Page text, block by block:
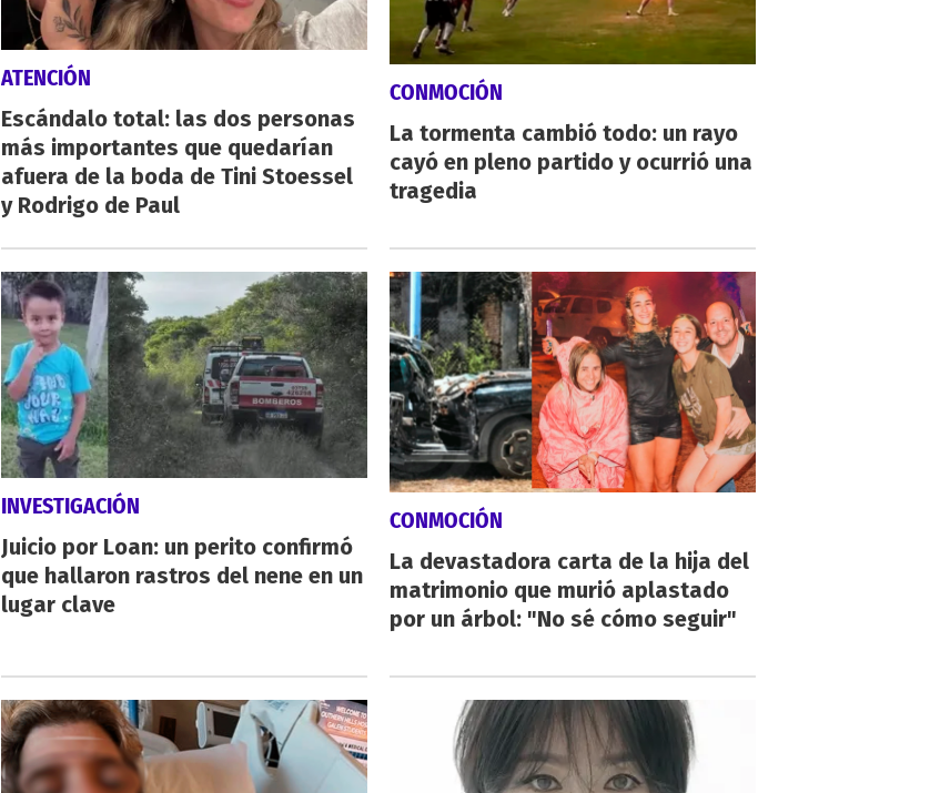
ATENCIÓN
Escándalo total: las dos personas
más importantes que quedarían
afuera de la boda de Tini Stoessel
y Rodrigo de Paul
CONMOCIÓN
La tormenta cambió todo: un rayo
cayó en pleno partido y ocurrió una
tragedia
INVESTIGACIÓN
Juicio por Loan: un perito confirmó
que hallaron rastros del nene en un
lugar clave
CONMOCIÓN
La devastadora carta de la hija del
matrimonio que murió aplastado
por un árbol: "No sé cómo seguir"